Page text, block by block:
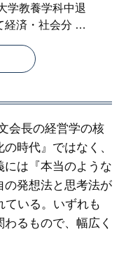
学教養学科中退
経済・社会分 …
会長の経営学の核
時代』ではなく、
には『本当のような
の発想法と思考法が
ている。いずれも
るもので、幅広く